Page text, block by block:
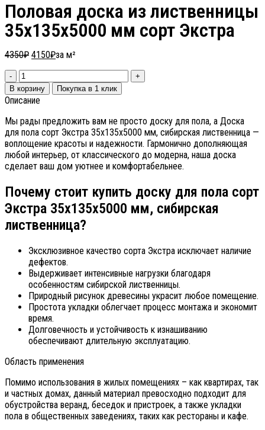
Половая доска из лиственницы
35х135х5000 мм сорт Экстра
4350₽ 4150₽за м²
В корзину Покупка в 1 клик
Описание
Мы рады предложить вам не просто доску для пола, а Доска
для пола сорт Экстра 35х135х5000 мм, сибирская лиственница —
воплощение красоты и надежности. Гармонично дополняющая
любой интерьер, от классического до модерна, наша доска
сделает ваш дом уютнее и комфортабельнее.
Почему стоит купить доску для пола сорт
Экстра 35х135х5000 мм, сибирская
лиственница?
Эксклюзивное качество сорта Экстра исключает наличие
дефектов.
Выдерживает интенсивные нагрузки благодаря
особенностям сибирской лиственницы.
Природный рисунок древесины украсит любое помещение.
Простота укладки облегчает процесс монтажа и экономит
время.
Долговечность и устойчивость к изнашиванию
обеспечивают длительную эксплуатацию.
Область применения
Помимо использования в жилых помещениях – как квартирах, так
и частных домах, данный материал превосходно подходит для
обустройства веранд, беседок и пристроек, а также укладки
пола в общественных заведениях, таких как рестораны и кафе.